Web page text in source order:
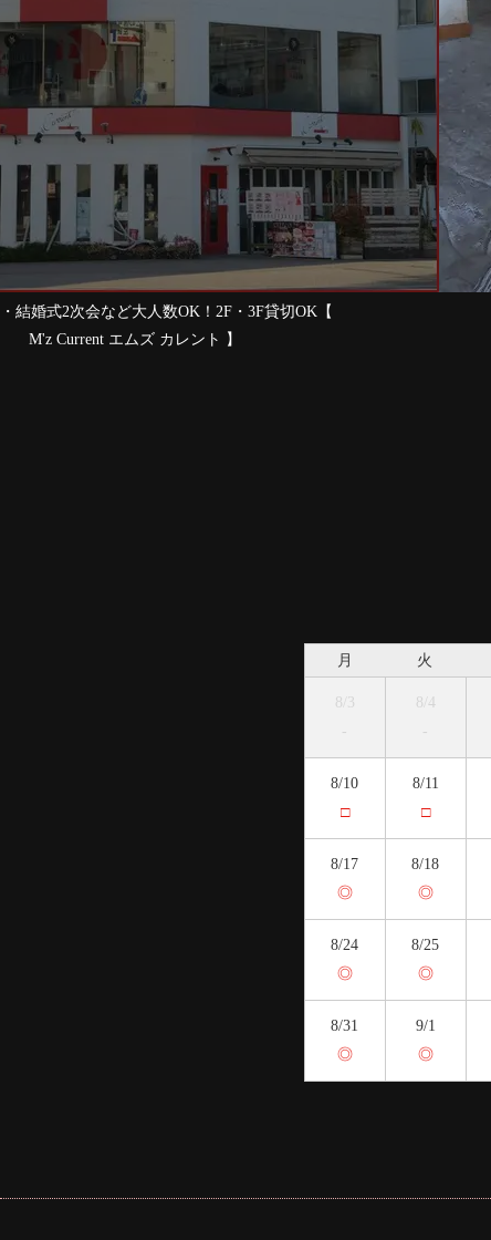
数OK！2F・3F貸切OK【
カレント 】
月 火
8/3
-
8/4
-
8/10
□
8/11
□
8/17
◎
8/18
◎
8/24
◎
8/25
◎
8/31
◎
9/1
◎